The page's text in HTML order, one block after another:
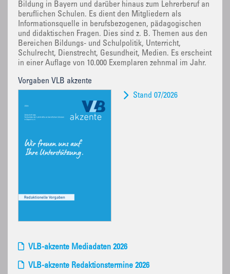
Bildung in Bayern und darüber hinaus zum Lehrerberuf an
beruflichen Schulen. Es dient den Mitgliedern als
Informationsquelle in berufsbezogenen, pädagogischen
und didaktischen Fragen. Dies sind z. B. Themen aus den
Bereichen Bildungs- und Schulpolitik, Unterricht,
Schulrecht, Dienstrecht, Gesundheit, Medien. Es erscheint
in einer Auflage von 10.000 Exemplaren zehnmal im Jahr.
Vorgaben VLB akzente
Stand 07/2026
VLB-akzente Mediadaten 2026
VLB-akzente Redaktionstermine 2026